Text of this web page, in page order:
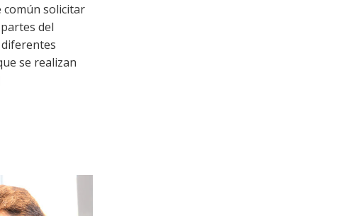
común solicitar
del
se realizan